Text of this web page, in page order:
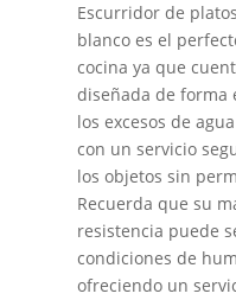
Escurridor de
blanco es el
cocina ya que
diseñada de forma
los excesos de
con un servicio
los objetos sin
Recuerda que su
resistencia puede
condiciones de
ofreciendo un